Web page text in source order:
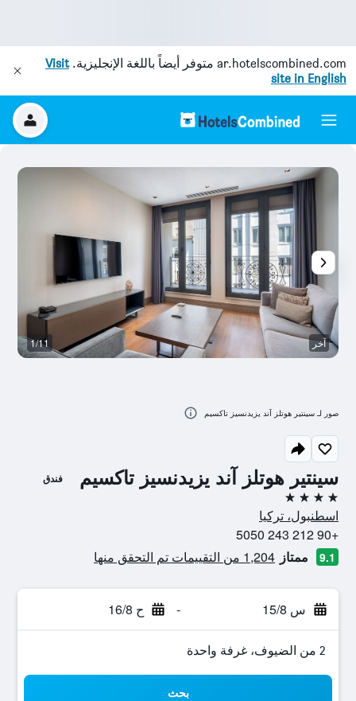
ar.hotelscombined.com متوفر أيضاً باللغة الإنجليزية.Visit
site in English
سينتير هوتلز آند يزيدنسيز تاكسيم فندق
4 نجوم
اسطنبول، تركيا
+90 212 243 5050
9.1 ممتاز 1,204 من التقييمات تم التحقق منها
س 15/8 - ح 16/8
2 من الضيوف، غرفة واحدة
بحث
آخر 1/11
صور لـ سينتير هوتلز آند يزيدنسيز تاكسيم